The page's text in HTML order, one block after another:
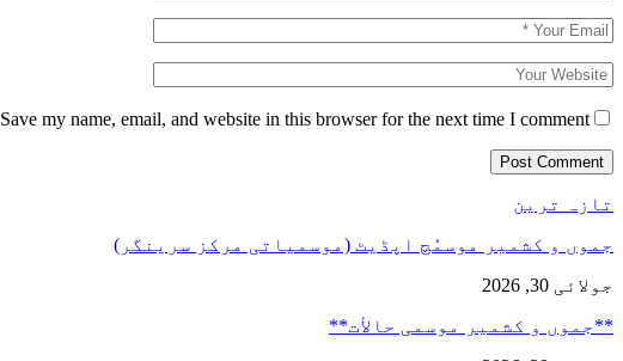
Save my name, email, and website in this browser for the next time I comment.
تازہ ترین
جموں و کشمیر موسمُچ اپڈیٹ (موسمیاتی مرکز سرینگر)
جولائی 30, 2026
**جموں و كشمیر موسمی حالأت**